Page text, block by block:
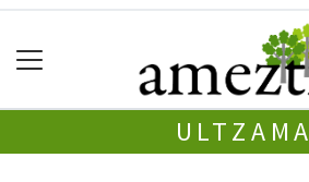
ULTZAMA